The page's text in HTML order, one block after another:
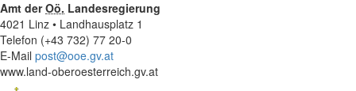
Amt derOö. Landesregierung
4021 Linz • Landhausplatz 1
Telefon (+43 732) 77 20-0
E-Mail post@ooe.gv.at
www.land-oberoesterreich.gv.at